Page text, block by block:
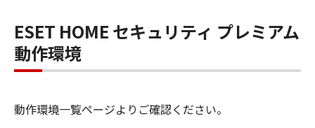
ESET HOME セキュリティ プレミアム
動作環境
動作環境一覧ページよりご確認ください。